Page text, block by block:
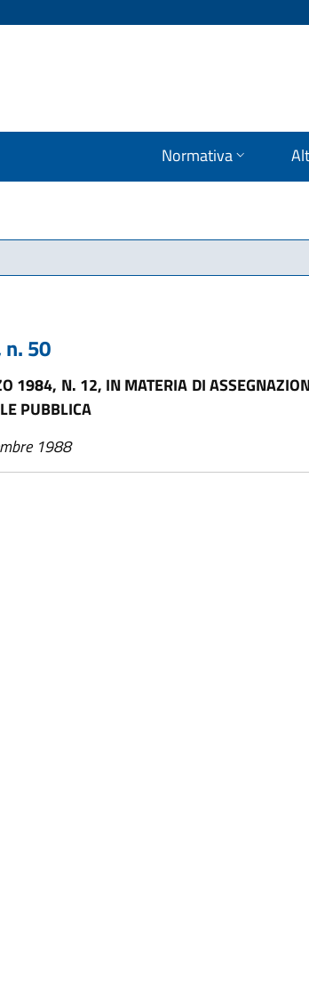
Normativa
n. 50
1984, N. 12, IN MATERIA DI
PUBBLICA
1988